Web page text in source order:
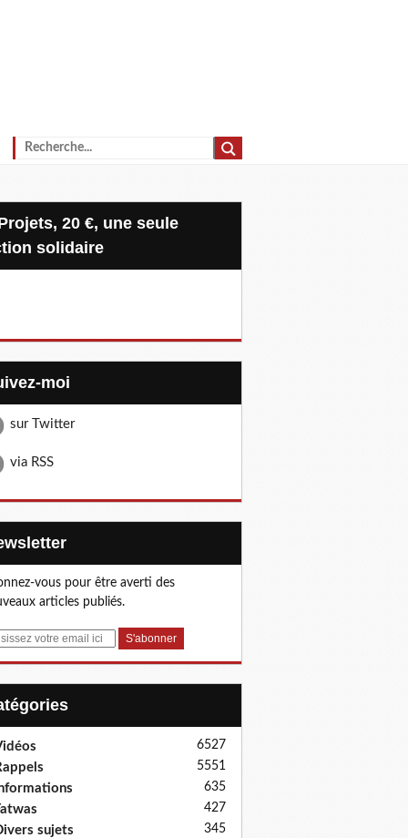
solidaire
moi
sur Twitter
via RSS
vous pour être averti des
articles publiés.
6527
5551
635
427
sujets 345